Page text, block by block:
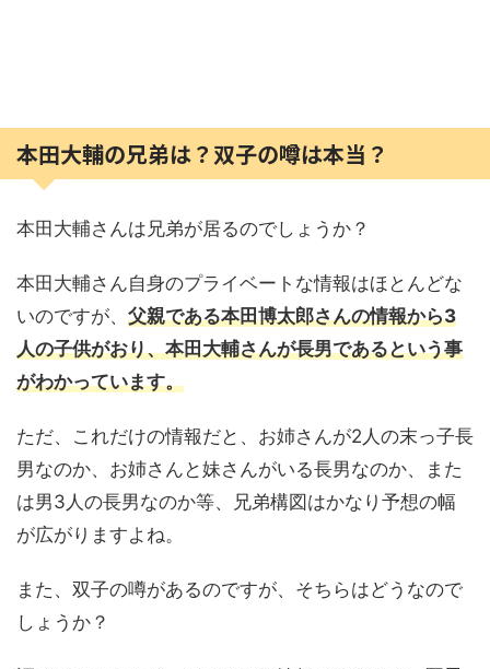
本田大輔の兄弟は？双子の噂は本当？
本田大輔さんは兄弟が居るのでしょうか？
本田大輔さん自身のプライベートな情報はほとんどな
いのですが、 父親である本田博太郎さんの情報から3
人の子供がおり、本田大輔さんが長男であるという事
がわかっています。
ただ、これだけの情報だと、お姉さんが2人の末っ子長
男なのか、お姉さんと妹さんがいる長男なのか、また
は男3人の長男なのか等、兄弟構図はかなり予想の幅
が広がりますよね。
また、双子の噂があるのですが、そちらはどうなので
しょうか？